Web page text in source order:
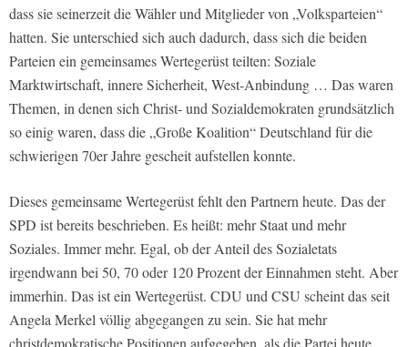
dass sie seinerzeit die Wähler und Mitglieder von „Volksparteien“
hatten. Sie unterschied sich auch dadurch, dass sich die beiden
Parteien ein gemeinsames Wertegerüst teilten: Soziale
Marktwirtschaft, innere Sicherheit, West-Anbindung … Das waren
Themen, in denen sich Christ- und Sozialdemokraten grundsätzlich
so einig waren, dass die „Große Koalition“ Deutschland für die
schwierigen 70er Jahre gescheit aufstellen konnte.
Dieses gemeinsame Wertegerüst fehlt den Partnern heute. Das der
SPD ist bereits beschrieben. Es heißt: mehr Staat und mehr
Soziales. Immer mehr. Egal, ob der Anteil des Sozialetats
irgendwann bei 50, 70 oder 120 Prozent der Einnahmen steht. Aber
immerhin. Das ist ein Wertegerüst. CDU und CSU scheint das seit
Angela Merkel völlig abgegangen zu sein. Sie hat mehr
christdemokratische Positionen aufgegeben, als die Partei heute